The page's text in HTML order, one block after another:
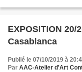
EXPOSITION 20/
Casablanca
Publié le 07/10/2019 à
Par AAC-Atelier d'Art